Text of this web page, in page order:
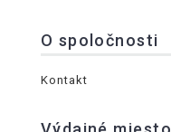
O spoločnosti
Kontakt